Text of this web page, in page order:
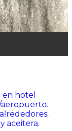
en hotel
aceitera.